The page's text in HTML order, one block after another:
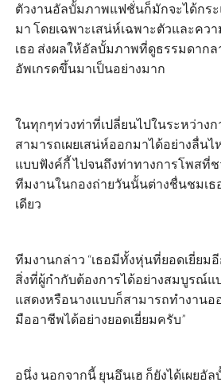
ตัวงานอัลบั้มภาพแฟชั่นก็มักจะได้กระ
มา โดยเฉพาะเสน่ห์เฉพาะตัวและคว
เธอ ส่งผลให้อัลบั้มภาพที่ดูธรรมดากล
อัพเกรดขึ้นมาเป็นอย่างมาก
ในทุกๆท่วงท่าที่เปลี่ยนไปในระหว่างก
สามารถเผยเสน่ห์ออกมาได้อย่างลื่นไ
แบบฟังค์กี้ ไปจนถึงท่าทางการโพสที่
ทีมงานในกองถ่ายวันนั้นต่างชื่นชมเธ
เดียว
ทีมงานกล่าว “เธอมีทั้งหุ่นที่ยอดเยี่ยม
สิ่งที่ผู้กำกับต้องการได้อย่างสมบูรณ์แ
แสดงหรือนางแบบก็สามารถทำงาน
มืออาชีพได้อย่างยอดเยี่ยมครับ”
อนึ่ง นอกจากนี้ ยุนอึนเฮ ก็ยังได้เผย